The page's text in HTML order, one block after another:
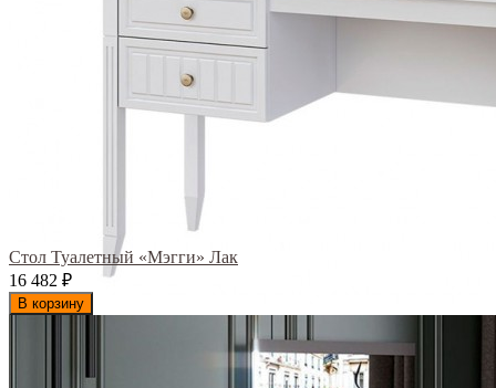
Стол Туалетный «Мэгги» Лак
16 482 ₽
В корзину